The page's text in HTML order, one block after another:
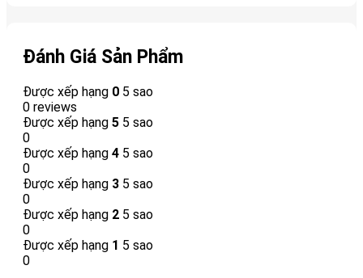
Đánh Giá Sản Phẩm
Được xếp hạng 0 5 sao
0 reviews
Được xếp hạng 5 5 sao
0
Được xếp hạng 4 5 sao
0
Được xếp hạng 3 5 sao
0
Được xếp hạng 2 5 sao
0
Được xếp hạng 1 5 sao
0